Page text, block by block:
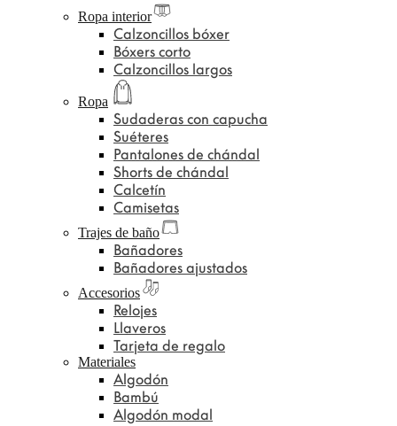
Ropa interior
Calzoncillos bóxer
Bóxers corto
Calzoncillos largos
Ropa
Sudaderas con capucha
Suéteres
Pantalones de chándal
Shorts de chándal
Calcetín
Camisetas
Trajes de baño
Bañadores
Bañadores ajustados
Accesorios
Relojes
Llaveros
Tarjeta de regalo
Materiales
Algodón
Bambú
Algodón modal